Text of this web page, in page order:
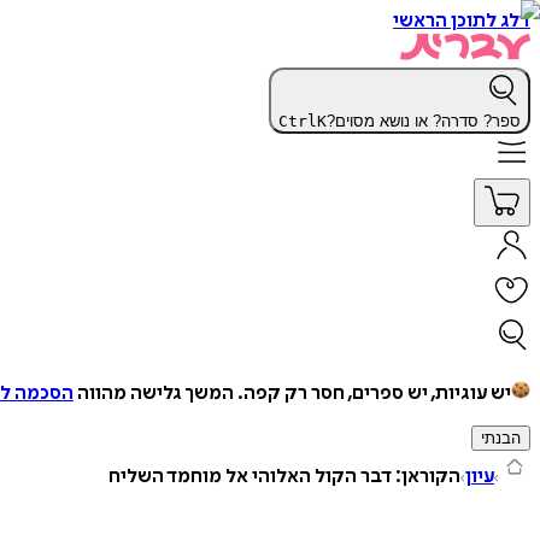
דלג לתוכן הראשי
ספר? סדרה? או נושא מסוים? CtrlK
יש עוגיות, יש ספרים, חסר רק קפה. המשך גלישה מהווה הסכמה
הבנתי
עיון הקוראן: דבר הקול האלוהי אל מוחמד השליח